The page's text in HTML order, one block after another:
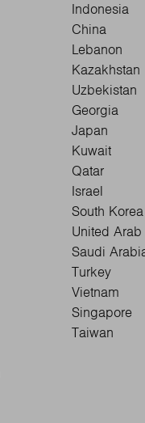
Indonesia
China
Lebanon
Kazakhstan
Uzbekistan
Georgia
Japan
Kuwait
Qatar
Israel
South Korea
United
Saudi
Turkey
Vietnam
Singapore
Taiwan